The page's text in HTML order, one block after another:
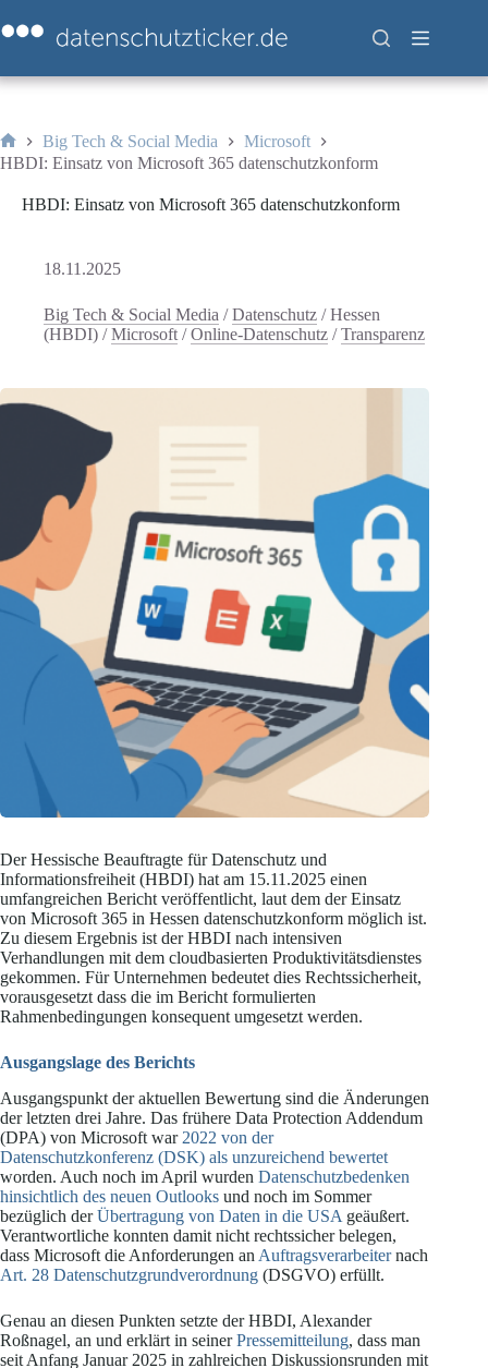
Inhalt
springen
Start
Big Tech & Social Media
Microsoft
HBDI: Einsatz von Microsoft 365 datenschutzkonform
HBDI: Einsatz von Microsoft 365 datenschutzkonform
18.11.2025
Big Tech & Social Media /Datenschutz /Hessen
(HBDI) /Microsoft /Online-Datenschutz /Transparenz
Der Hessische Beauftragte für Datenschutz und
Informationsfreiheit (HBDI) hat am 15.11.2025 einen
umfangreichen Bericht veröffentlicht, laut dem der Einsatz
von Microsoft 365 in Hessen datenschutzkonform möglich ist.
Zu diesem Ergebnis ist der HBDI nach intensiven
Verhandlungen mit dem cloudbasierten Produktivitätsdienstes
gekommen. Für Unternehmen bedeutet dies Rechtssicherheit,
vorausgesetzt dass die im Bericht formulierten
Rahmenbedingungen konsequent umgesetzt werden.
Ausgangslage des Berichts
Ausgangspunkt der aktuellen Bewertung sind die Änderungen
der letzten drei Jahre. Das frühere Data Protection Addendum
(DPA) von Microsoft war 2022 von der
Datenschutzkonferenz (DSK) als unzureichend bewertet
worden. Auch noch im April wurden Datenschutzbedenken
hinsichtlich des neuen Outlooks und noch im Sommer
bezüglich derÜbertragung von Daten in die USA geäußert.
Verantwortliche konnten damit nicht rechtssicher belegen,
dass Microsoft die Anforderungen an Auftragsverarbeiternach
Art. 28 Datenschutzgrundverordnung (DSGVO) erfüllt.
Genau an diesen Punkten setzte der HBDI, Alexander
Roßnagel, an und erklärt in seinerPressemitteilung, dass man
seit Anfang Januar 2025 in zahlreichen Diskussionsrunden mit